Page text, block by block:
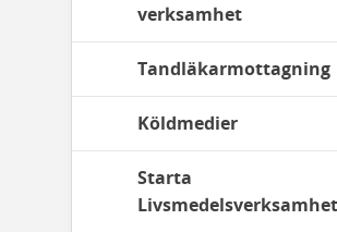
verksamhet
Tandläkarmottagning
Köldmedier
Starta
Livsmedelsverksamhet